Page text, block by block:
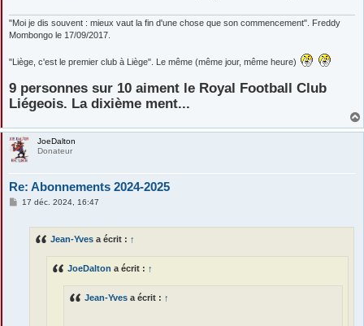
"Moi je dis souvent : mieux vaut la fin d'une chose que son commencement". Freddy
Mombongo le 17/09/2017.
"Liège, c'est le premier club à Liège". Le même (même jour, même heure)
9 personnes sur 10 aiment le Royal Football Club
Liégeois. La dixième ment...
JoeDalton
Donateur
Re: Abonnements 2024-2025
M
17 déc. 2024, 16:47
Jean-Yves a écrit : ↑
JoeDalton a écrit : ↑
Jean-Yves a écrit : ↑